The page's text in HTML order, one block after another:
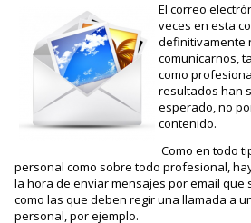
El correo
veces en esta
definitivamente
comunicarnos,
como
resultados han
esperado, no
contenido.
Como en todo
personal como sobre todo profesional,
la hora de enviar mensajes por email que
como las que deben regir una llamada a
personal, por ejemplo.